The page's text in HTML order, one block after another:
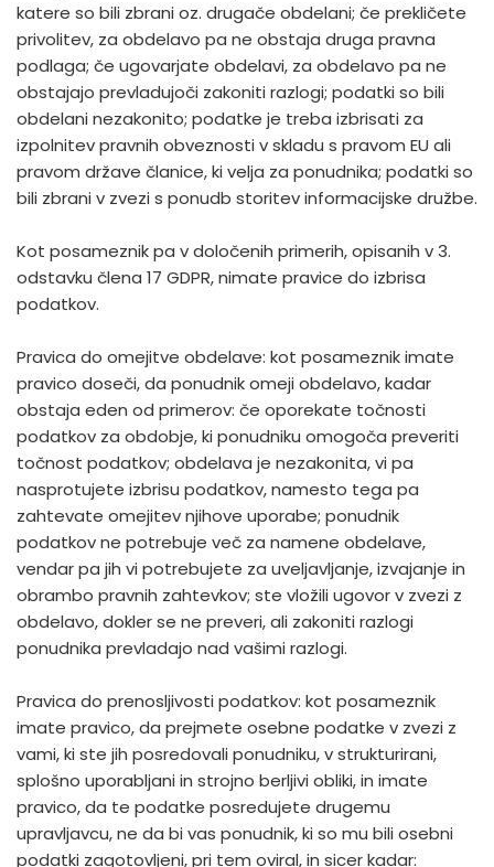
katere so bili zbrani oz. drugače obdelani; če prekličete
privolitev, za obdelavo pa ne obstaja druga pravna
podlaga; če ugovarjate obdelavi, za obdelavo pa ne
obstajajo prevladujoči zakoniti razlogi; podatki so bili
obdelani nezakonito; podatke je treba izbrisati za
izpolnitev pravnih obveznosti v skladu s pravom EU ali
pravom države članice, ki velja za ponudnika; podatki so
bili zbrani v zvezi s ponudb storitev informacijske družbe.
Kot posameznik pa v določenih primerih, opisanih v 3.
odstavku člena 17 GDPR, nimate pravice do izbrisa
podatkov.
Pravica do omejitve obdelave: kot posameznik imate
pravico doseči, da ponudnik omeji obdelavo, kadar
obstaja eden od primerov: če oporekate točnosti
podatkov za obdobje, ki ponudniku omogoča preveriti
točnost podatkov; obdelava je nezakonita, vi pa
nasprotujete izbrisu podatkov, namesto tega pa
zahtevate omejitev njihove uporabe; ponudnik
podatkov ne potrebuje več za namene obdelave,
vendar pa jih vi potrebujete za uveljavljanje, izvajanje in
obrambo pravnih zahtevkov; ste vložili ugovor v zvezi z
obdelavo, dokler se ne preveri, ali zakoniti razlogi
ponudnika prevladajo nad vašimi razlogi.
Pravica do prenosljivosti podatkov: kot posameznik
imate pravico, da prejmete osebne podatke v zvezi z
vami, ki ste jih posredovali ponudniku, v strukturirani,
splošno uporabljani in strojno berljivi obliki, in imate
pravico, da te podatke posredujete drugemu
upravljavcu, ne da bi vas ponudnik, ki so mu bili osebni
podatki zagotovljeni, pri tem oviral, in sicer kadar: